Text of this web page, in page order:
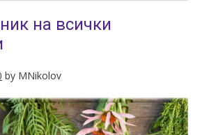
на всички
by MNikolov